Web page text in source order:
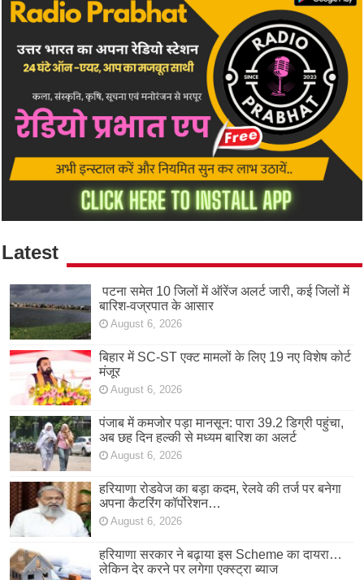
Latest
पटना समेत 10 जिलों में ऑरेंज अलर्ट जारी, कई जिलों में
बारिश-वज्रपात के आसार
August 6, 2026
बिहार में SC-ST एक्ट मामलों के लिए 19 नए विशेष कोर्ट
मंजूर
August 6, 2026
पंजाब में कमजोर पड़ा मानसून: पारा 39.2 डिग्री पहुंचा,
अब छह दिन हल्की से मध्यम बारिश का अलर्ट
August 6, 2026
हरियाणा रोडवेज का बड़ा कदम, रेलवे की तर्ज पर बनेगा
अपना कैटरिंग कॉर्पोरेशन…
August 6, 2026
हरियाणा सरकार ने बढ़ाया इस Scheme का दायरा…
लेकिन देर करने पर लगेगा एक्स्ट्रा ब्याज